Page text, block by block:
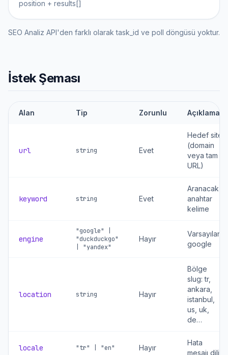
position + results[]
SEO Analiz API'den farklı olarak task_id ve poll döngüsü yoktur.
İstek Şeması
Alan Tip Zorunlu Açıklama
url string Evet
Hedef site
(domain
veya tam
URL)
keyword string Evet
Aranacak
anahtar
kelime
engine
"google" |
"duckduckgo"
| "yandex"
Hayır
Varsayılan:
google
location string Hayır
Bölge
slug: tr,
ankara,
istanbul,
us, uk,
de…
locale "tr" | "en" Hayır
Hata
mesajı dili